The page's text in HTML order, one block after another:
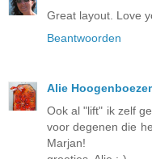
Great layout. Love
Beantwoorden
Alie
Ook al "lift" ik zelf
voor degenen die
Marjan!